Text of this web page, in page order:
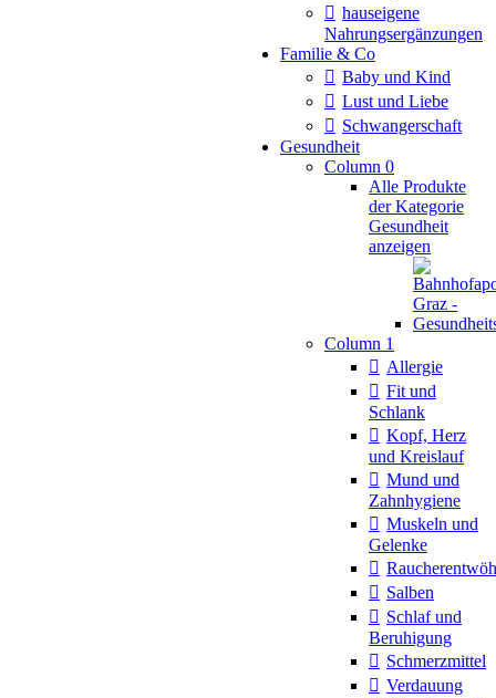
hauseigene
Nahrungsergänzungen
Familie & Co
Baby und Kind
Lust und Liebe
Schwangerschaft
Gesundheit
Column 0
Alle Produkte
der Kategorie
Gesundheit
anzeigen
Column 1
Allergie
Fit und
Schlank
Kopf, Herz
und Kreislauf
Mund und
Zahnhygiene
Muskeln und
Gelenke
Salben
Schlaf und
Beruhigung
Schmerzmittel
Verdauung